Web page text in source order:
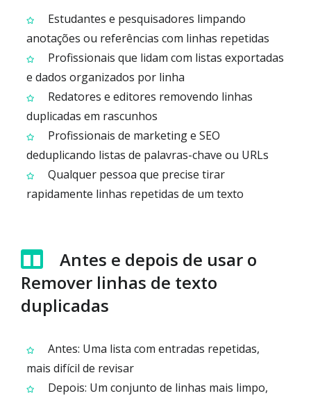
Estudantes e pesquisadores limpando
anotações ou referências com linhas repetidas
Profissionais que lidam com listas exportadas
e dados organizados por linha
Redatores e editores removendo linhas
duplicadas em rascunhos
Profissionais de marketing e SEO
deduplicando listas de palavras-chave ou URLs
Qualquer pessoa que precise tirar
rapidamente linhas repetidas de um texto
Antes e depois de usar o
Remover linhas de texto
duplicadas
Antes: Uma lista com entradas repetidas,
mais difícil de revisar
Depois: Um conjunto de linhas mais limpo,